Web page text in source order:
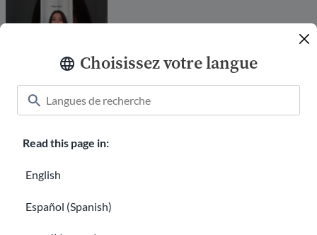
Choisissez votre langue
Read this page in:
English
Español (Spanish)
Preparación
Familiar
Refugee
Resettlement